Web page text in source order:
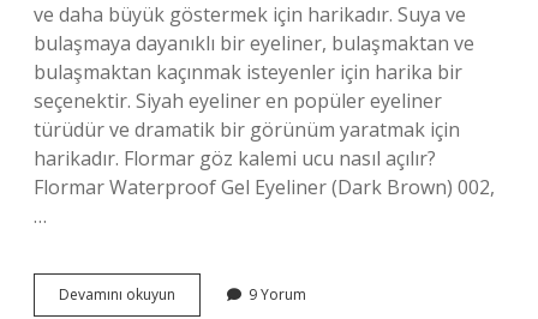
ve daha büyük göstermek için harikadır. Suya ve
bulaşmaya dayanıklı bir eyeliner, bulaşmaktan ve
bulaşmaktan kaçınmak isteyenler için harika bir
seçenektir. Siyah eyeliner en popüler eyeliner
türüdür ve dramatik bir görünüm yaratmak için
harikadır. Flormar göz kalemi ucu nasıl açılır?
Flormar Waterproof Gel Eyeliner (Dark Brown) 002,
…
Devamını okuyun Flormar
Beyaz
9 Yorum